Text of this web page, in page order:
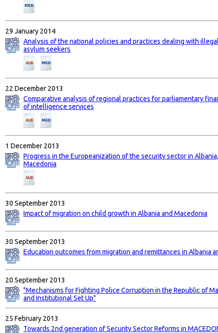
29 January 2014
Analysis of the national policies and practices dealing with
asylum seekers
22 December 2013
Comparative analysis of regional practices for parliamentary
of intelligence services
1 December 2013
Progress in the Europeanization of the security sector in
Macedonia
30 September 2013
Impact of migration on child growth in Albania and Macedonia
30 September 2013
Education outcomes from migration and remittances in Albania
20 September 2013
"Mechanisms for Fighting Police Corruption in the Republic of
and Institutional Set Up"
25 February 2013
Towards 2nd generation of Security Sector Reforms in